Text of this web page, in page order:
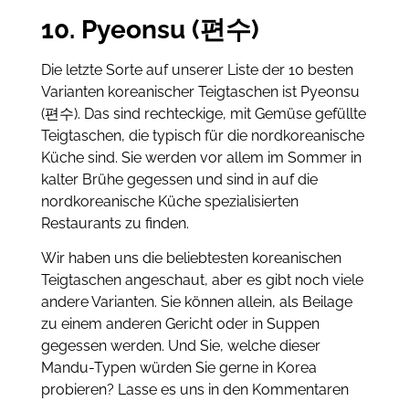
10. Pyeonsu (편수)
Die letzte Sorte auf unserer Liste der 10 besten
Varianten koreanischer Teigtaschen ist Pyeonsu
(편수). Das sind rechteckige, mit Gemüse gefüllte
Teigtaschen, die typisch für die nordkoreanische
Küche sind. Sie werden vor allem im Sommer in
kalter Brühe gegessen und sind in auf die
nordkoreanische Küche spezialisierten
Restaurants zu finden.
Wir haben uns die beliebtesten koreanischen
Teigtaschen angeschaut, aber es gibt noch viele
andere Varianten. Sie können allein, als Beilage
zu einem anderen Gericht oder in Suppen
gegessen werden. Und Sie, welche dieser
Mandu-Typen würden Sie gerne in Korea
probieren? Lasse es uns in den Kommentaren